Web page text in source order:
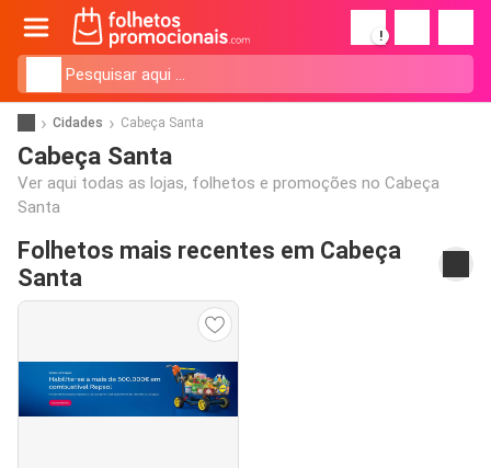
!
Cidades Cabeça Santa
Cabeça Santa
Ver aqui todas as lojas, folhetos e promoções no Cabeça
Santa
Folhetos mais recentes em Cabeça
Santa